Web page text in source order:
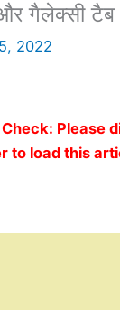
गैलेक्सी
2022
Please
to load this